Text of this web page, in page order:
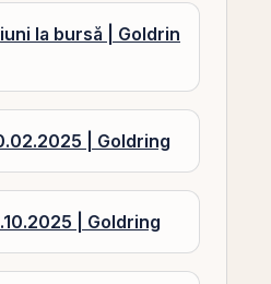
la bursă | Goldrin
| Goldring
| Goldring